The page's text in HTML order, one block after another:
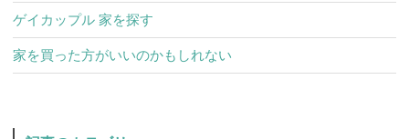
ゲイカップル 家を探す
家を買った方がいいのかもしれない